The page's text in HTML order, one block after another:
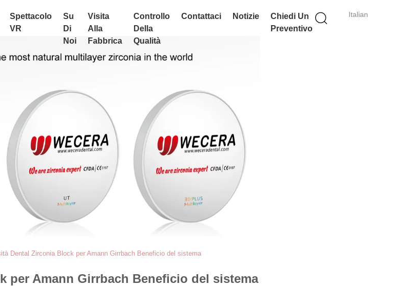
Italian
Spettacolo
VR
Su
Di
Noi
Visita
Alla
Fabbrica
Controllo
Della
Qualità
Contattaci Notizie
Chiedi Un
Preventivo
Dental Zirconia Block per Amann Girrbach Beneficio del sistema
per Amann Girrbach Beneficio del sistema